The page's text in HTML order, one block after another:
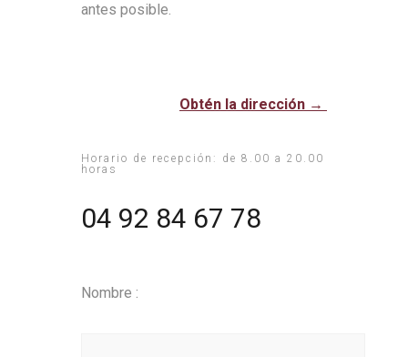
antes posible.
Obtén la dirección →
Horario de recepción: de 8.00 a 20.00
horas
04 92 84 67 78
Nombre :